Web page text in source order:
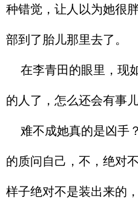
种错觉，让人以为她很
部到了胎儿那里去了。
在李青田的眼里，现
的人了，怎么还会有事儿
难不成她真的是凶手
的质问自己，不，绝对
样子绝对不是装出来的